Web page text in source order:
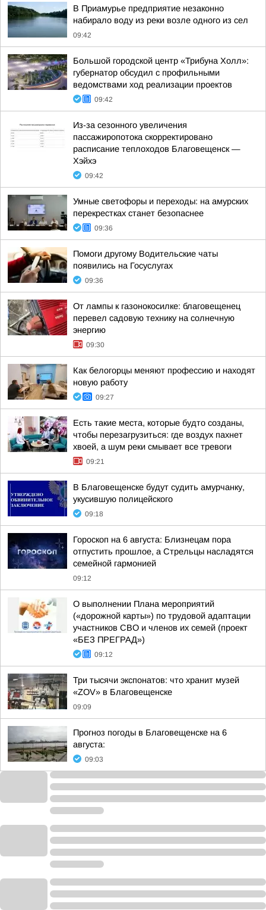
В Приамурье предприятие незаконно
набирало воду из реки возле одного из сел
09:42
Большой городской центр «Трибуна Холл»:
губернатор обсудил с профильными
ведомствами ход реализации проектов
09:42
Из-за сезонного увеличения
пассажиропотока скорректировано
расписание теплоходов Благовещенск —
Хэйхэ
09:42
Умные светофоры и переходы: на амурских
перекрестках станет безопаснее
09:36
Помоги другому Водительские чаты
появились на Госуслугах
09:36
От лампы к газонокосилке: благовещенец
перевел садовую технику на солнечную
энергию
09:30
Как белогорцы меняют профессию и находят
новую работу
09:27
Есть такие места, которые будто созданы,
чтобы перезагрузиться: где воздух пахнет
хвоей, а шум реки смывает все тревоги
09:21
В Благовещенске будут судить амурчанку,
укусившую полицейского
09:18
Гороскоп на 6 августа: Близнецам пора
отпустить прошлое, а Стрельцы насладятся
семейной гармонией
09:12
О выполнении Плана мероприятий
(«дорожной карты») по трудовой адаптации
участников СВО и членов их семей (проект
«БЕЗ ПРЕГРАД»)
09:12
Три тысячи экспонатов: что хранит музей
«ZOV» в Благовещенске
09:09
Прогноз погоды в Благовещенске на 6
августа:
09:03